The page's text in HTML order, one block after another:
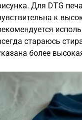
Для DTG
к
стараюсь
более